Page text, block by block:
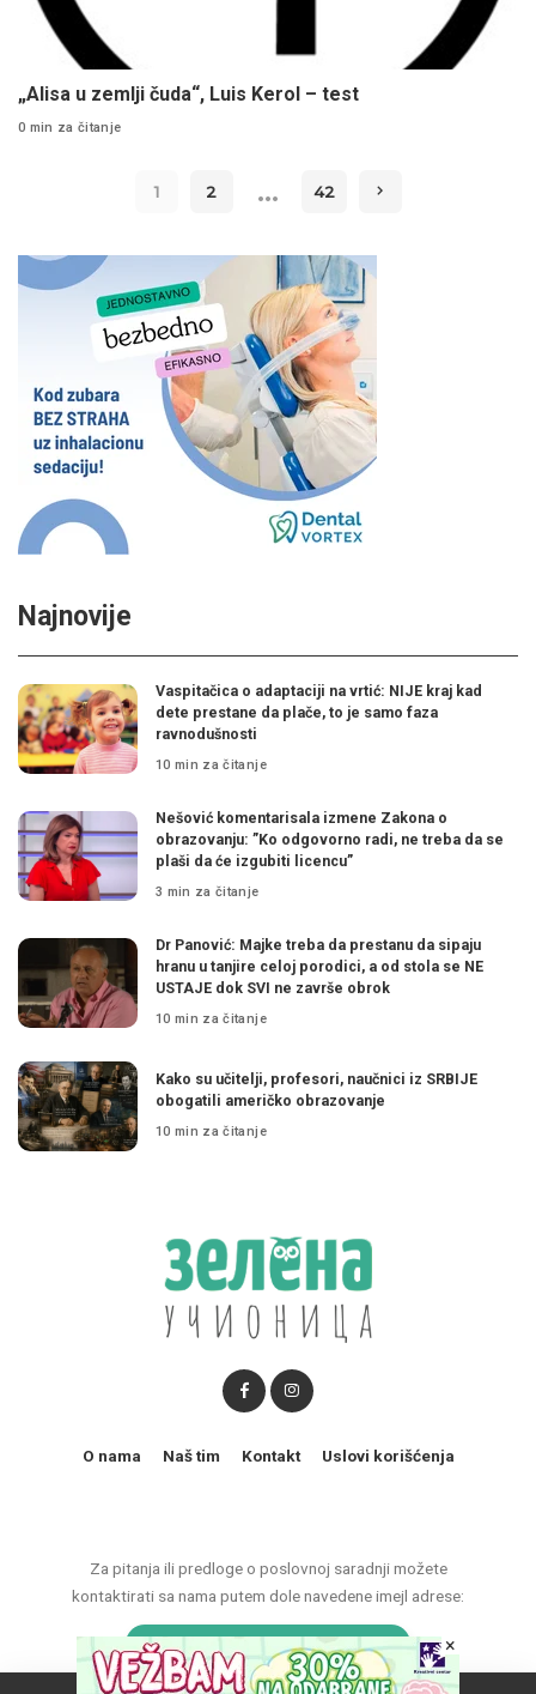
„Alisa u zemlji čuda“, Luis Kerol – test
0 min za čitanje
1 2 … 42
Najnovije
Vaspitačica o adaptaciji na vrtić: NIJE kraj kad
dete prestane da plače, to je samo faza
ravnodušnosti
10 min za čitanje
Nešović komentarisala izmene Zakona o
obrazovanju: ”Ko odgovorno radi, ne treba da se
plaši da će izgubiti licencu”
3 min za čitanje
Dr Panović: Majke treba da prestanu da sipaju
hranu u tanjire celoj porodici, a od stola se NE
USTAJE dok SVI ne završe obrok
10 min za čitanje
Kako su učitelji, profesori, naučnici iz SRBIJE
obogatili američko obrazovanje
10 min za čitanje
Za pitanja ili predloge o poslovnoj saradnji možete
kontaktirati sa nama putem dole navedene imejl adrese:
marketing@zelenaucionica.com
O nama Naš tim Kontakt Uslovi korišćenja
×